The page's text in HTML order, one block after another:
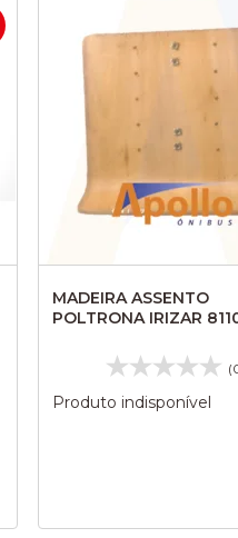
MADEIRA ASSENTO
POLTRONA IRIZAR
Produto indisponível